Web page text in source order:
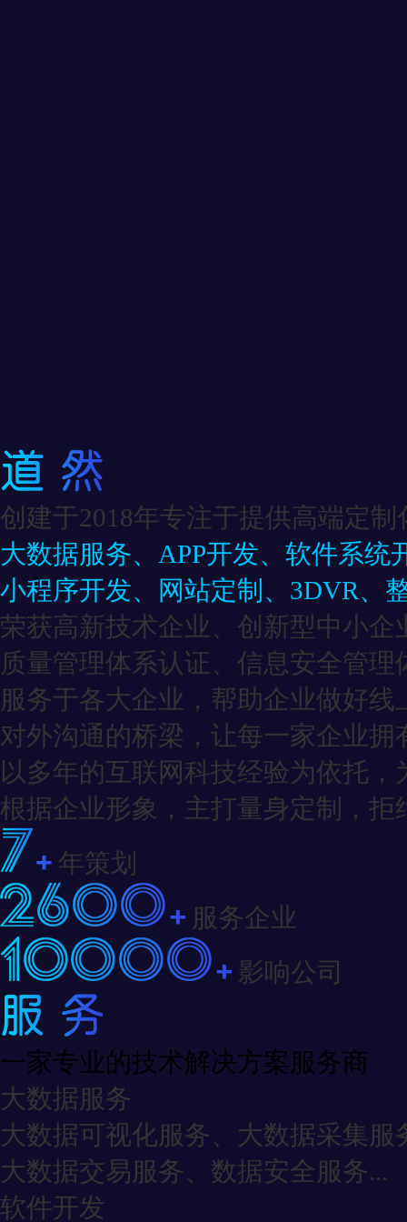
创建于2018年专注于提供高端定制
大数据服务、APP开发、软件系统
小程序开发、网站定制、3DVR、
荣获高新技术企业、创新型中小
质量管理体系认证、信息安全管
服务于各大企业，帮助企业做好线
对外沟通的桥梁，让每一家企业拥
以多年的互联网科技经验为依托
根据企业形象，主打量身定制，
年策划
服务企业
影响公司
一家专业的技术解决方案服务商
大数据服务
大数据可视化服务、大数据采集服
大数据交易服务、数据安全服务...
软件开发